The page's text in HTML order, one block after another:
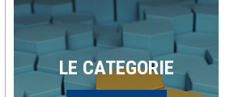
LE CATEGORIE